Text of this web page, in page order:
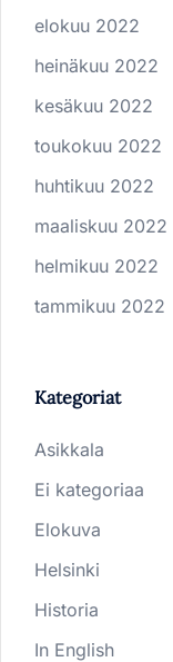
elokuu 2022
heinäkuu 2022
kesäkuu 2022
toukokuu 2022
huhtikuu 2022
maaliskuu 2022
helmikuu 2022
tammikuu 2022
Kategoriat
Asikkala
Ei kategoriaa
Elokuva
Helsinki
Historia
In English